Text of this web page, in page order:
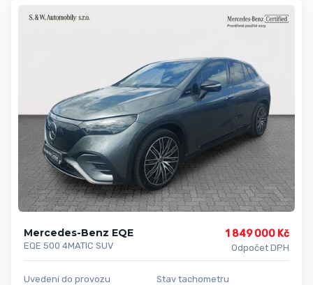
Mercedes-Benz EQE
EQE 500 4MATIC SUV
1 849 000 Kč
Odpočet DPH
Uvedení do provozu
Stav tachometru